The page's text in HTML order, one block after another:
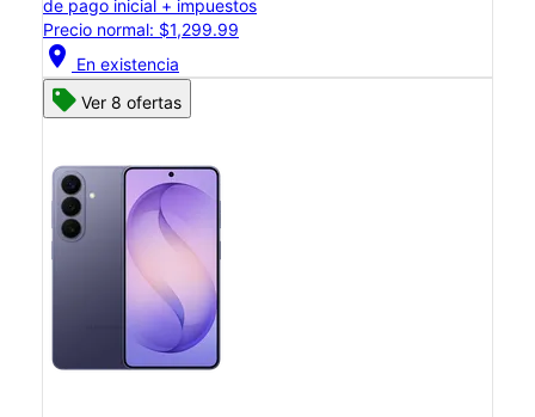
de pago inicial + impuestos
Precio normal: $1,299.99
location_on En existencia
Ver 8 ofertas